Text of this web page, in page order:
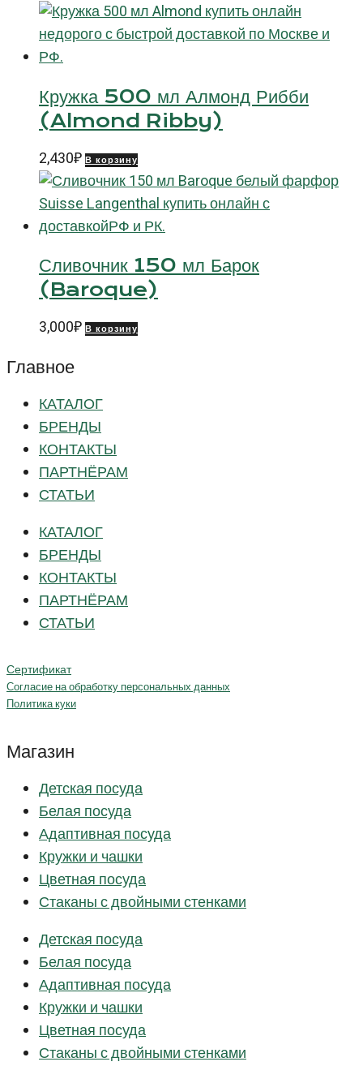
Кружка 500 мл Алмонд Рибби
(Almond Ribby)
2,430₽ В корзину
Сливочник 150 мл Барок
(Baroque)
3,000₽ В корзину
Главное
КАТАЛОГ
БРЕНДЫ
КОНТАКТЫ
ПАРТНЁРАМ
СТАТЬИ
КАТАЛОГ
БРЕНДЫ
КОНТАКТЫ
ПАРТНЁРАМ
СТАТЬИ
Сертификат
Согласие на обработку персональных данных
Политика куки
Магазин
Детская посуда
Белая посуда
Адаптивная посуда
Кружки и чашки
Цветная посуда
Стаканы с двойными стенками
Детская посуда
Белая посуда
Адаптивная посуда
Кружки и чашки
Цветная посуда
Стаканы с двойными стенками